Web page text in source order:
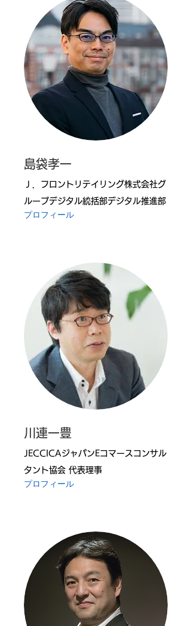
島袋孝一
Ｊ．フロントリテイリング株式会社グ
ループデジタル統括部デジタル推進部
プロフィール
川連一豊
JECCICAジャパンEコマースコンサル
タント協会 代表理事
プロフィール